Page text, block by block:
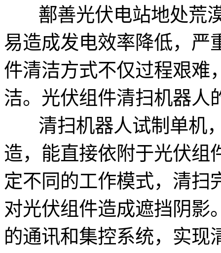
鄯善光伏电站地处荒漠
易造成发电效率降低，严
件清洁方式不仅过程艰难
洁。光伏组件清扫机器人
清扫机器人试制单机
造，能直接依附于光伏组
定不同的工作模式，清扫
对光伏组件造成遮挡阴影
的通讯和集控系统，实现